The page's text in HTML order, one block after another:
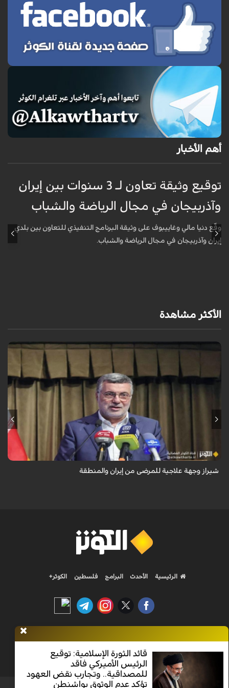
أهم الأخبار
توقيع وثيقة تعاون لـ 3 سنوات بين إيران
وآذربيجان في مجال الرياضة والشباب
وقّع دنيا مالي وغاييبوف على وثيقة البرنامج التنفيذي للتعاون بين بلدي
إيران وآذربيجان في مجال الرياضة والشباب.
الأكثر مشاهدة
تُعدّ المراكز العلاجية في شيراز، بدعم من كفاءاتها المتخصّصة وتقنياتها
الحديثة، وجهةً للمرضى من داخل إيران وخارجها.
شيراز وجهة علاجية للمرضى من إيران والمنطقة
قائد الثورة الإسلامية: توقيع
الرئيس الأميركي فاقد
للمصداقية.. وتجارب نقض العهود
تؤكد عدم الوثوق بواشنطن
الرئيسية الأحدث البرامج فلسطين الكوثر+
Nilesat 11900 V | Badr 8 11747 V | Badr5 12284 V
جميع الحقوق محفوظة